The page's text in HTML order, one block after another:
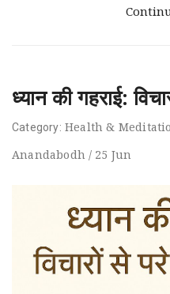
ध्यान की गहराई:
Category: Health &
Anandabodh / 25 Jun